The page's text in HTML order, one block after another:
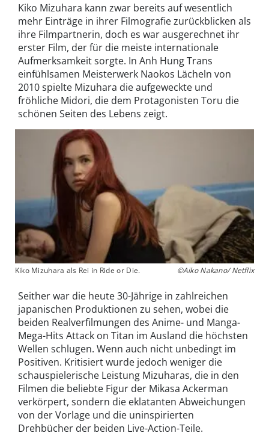
Kiko Mizuhara kann zwar bereits auf wesentlich
mehr Einträge in ihrer Filmografie zurückblicken als
ihre Filmpartnerin, doch es war ausgerechnet ihr
erster Film, der für die meiste internationale
Aufmerksamkeit sorgte. In Anh Hung Trans
einfühlsamen Meisterwerk Naokos Lächeln von
2010 spielte Mizuhara die aufgeweckte und
fröhliche Midori, die dem Protagonisten Toru die
schönen Seiten des Lebens zeigt.
Kiko Mizuhara als Rei in Ride or Die. ©Aiko Nakano/ Netflix
Seither war die heute 30-Jährige in zahlreichen
japanischen Produktionen zu sehen, wobei die
beiden Realverfilmungen des Anime- und Manga-
Mega-Hits Attack on Titan im Ausland die höchsten
Wellen schlugen. Wenn auch nicht unbedingt im
Positiven. Kritisiert wurde jedoch weniger die
schauspielerische Leistung Mizuharas, die in den
Filmen die beliebte Figur der Mikasa Ackerman
verkörpert, sondern die eklatanten Abweichungen
von der Vorlage und die uninspirierten
Drehbücher der beiden Live-Action-Teile.